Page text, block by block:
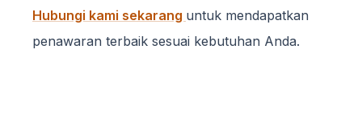
Hubungi kami sekarang untuk mendapatkan
penawaran terbaik sesuai kebutuhan Anda.